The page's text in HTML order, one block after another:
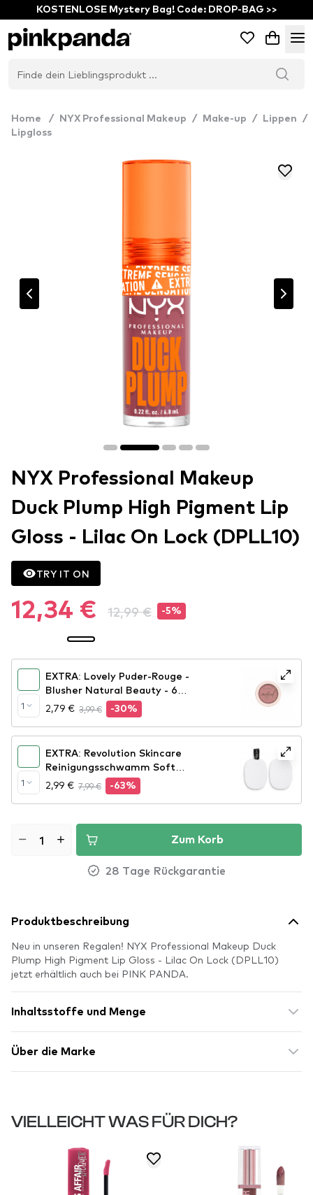
KOSTENLOSE Mystery Bag! Code: DROP-BAG >>
Home / NYX Professional Makeup / Make-up / Lippen
/
Lipgloss
NYX Professional Makeup
Duck Plump High Pigment Lip
Gloss - Lilac On Lock (DPLL10)
TRY IT ON
12,34 € 12,99 € -5%
1
EXTRA: Lovely Puder-Rouge -
Blusher Natural Beauty - 6
(CEL39N6)
2,79 € 3,99 € -30%
1
EXTRA: Revolution Skincare
Reinigungsschwamm Soft
Cleansing Sponges
2,99 € 7,99 € -63%
Zum Korb
28 Tage Rückgarantie
Produktbeschreibung
Neu in unseren Regalen! NYX Professional Makeup Duck
Plump High Pigment Lip Gloss - Lilac On Lock (DPLL10)
jetzt erhältlich auch bei PINK PANDA.
Inhaltsstoffe und Menge
Über die Marke
VIELLEICHT WAS FÜR DICH?